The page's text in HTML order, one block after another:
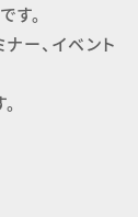
す。
ー、イベント